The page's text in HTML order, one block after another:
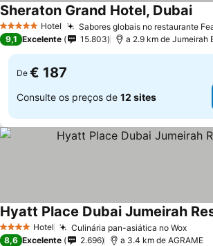
5 Estrelas Hotel Sabores globais no restaurante
Sheraton Grand Hotel, DubaiVer
9,1 Excelente 15.803 a 2.9 km de Jumeirah
De € 187
Consulte os preços de 12 sites
4 EstrelasHotel Culinária pan-asiática no WoxVer
Hyatt Place Dubai Jumeirah
8,6 Excelente 2.696 a 3.4 km de AGRAME